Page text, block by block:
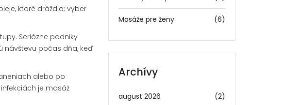
ktoré dráždia; vyber
Seriózne podniky
návštevu počas dňa, keď
alebo po
je masáž
Masáže pre ženy (6)
Archívy
august 2026 (2)